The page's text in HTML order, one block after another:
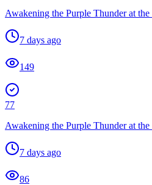
Awakening the Purple Thunder at
7 days ago
149
77
Awakening the Purple Thunder at
7 days ago
86